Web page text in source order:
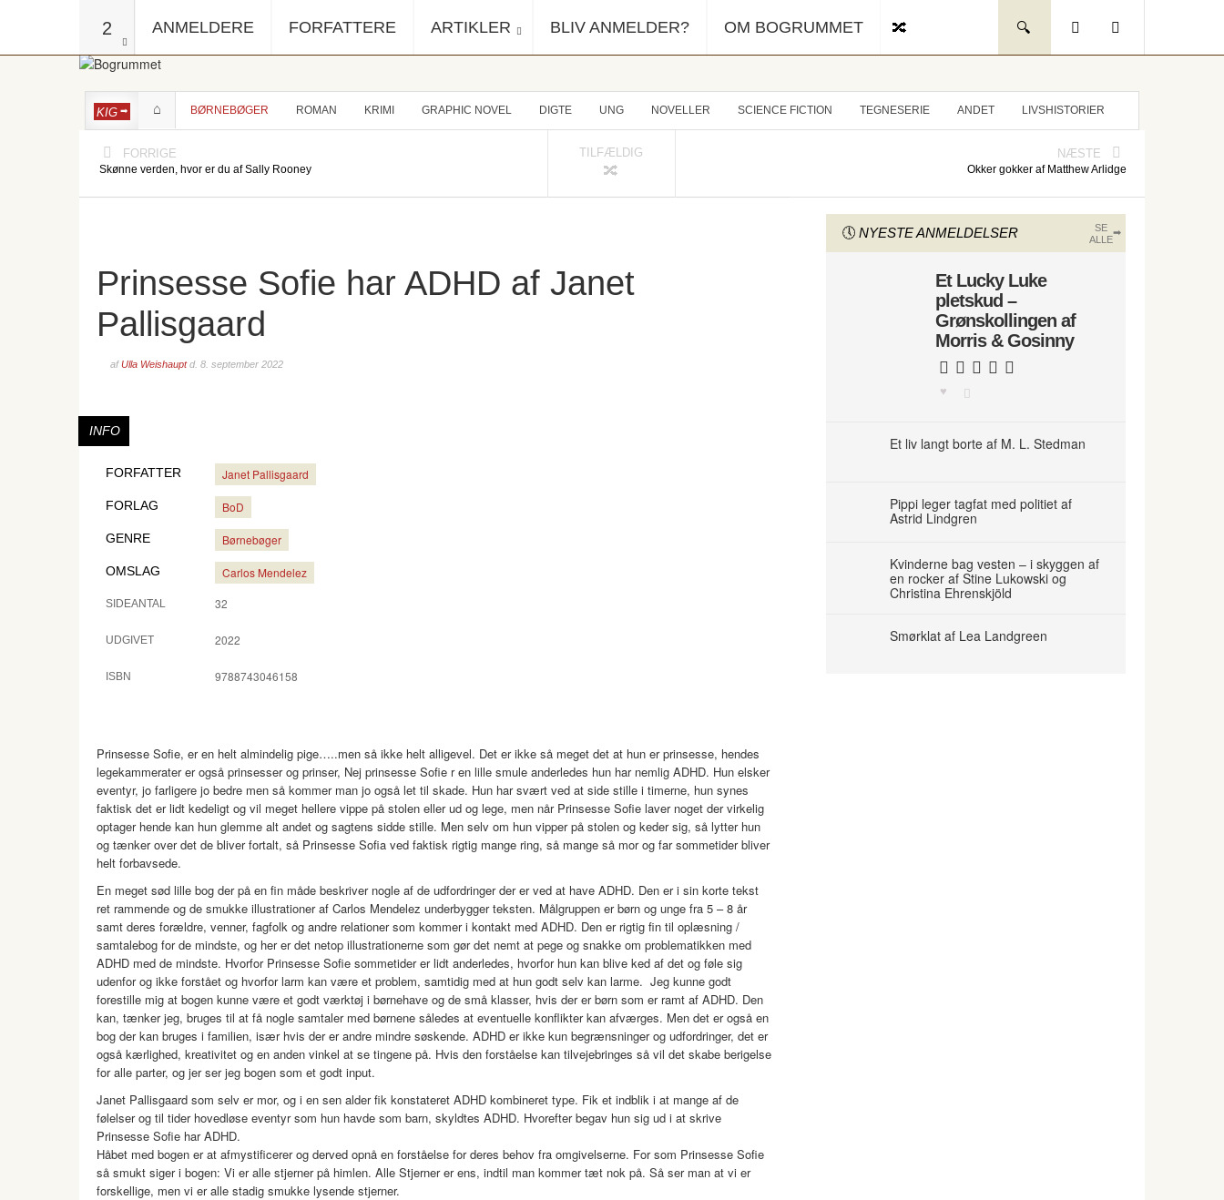
2 ANMELDERE FORFATTERE ARTIKLER BLIV ANMELDER? OM BOGRUMMET
KIG BØRNEBØGER ROMAN KRIMI GRAPHIC NOVEL DIGTE UNG NOVELLER SCIENCE FICTION TEGNESERIE ANDET LIVSHISTORIER
FORRIGE
Skønne verden, hvor er du af Sally Rooney
TILFÆLDIG NÆSTE
Okker gokker af Matthew Arlidge
Prinsesse Sofie har ADHD af Janet
Pallisgaard
afUlla Weishauptd. 8. september 2022
INFO
FORFATTER Janet Pallisgaard
FORLAG BoD
GENRE Børnebøger
OMSLAG Carlos Mendelez
SIDEANTAL 32
UDGIVET 2022
ISBN 9788743046158
Prinsesse Sofie, er en helt almindelig pige…..men så ikke helt alligevel. Det er ikke så meget det at hun er prinsesse, hendes
legekammerater er også prinsesser og prinser, Nej prinsesse Sofie r en lille smule anderledes hun har nemlig ADHD. Hun elsker
eventyr, jo farligere jo bedre men så kommer man jo også let til skade. Hun har svært ved at side stille i timerne, hun synes
faktisk det er lidt kedeligt og vil meget hellere vippe på stolen eller ud og lege, men når Prinsesse Sofie laver noget der virkelig
optager hende kan hun glemme alt andet og sagtens sidde stille. Men selv om hun vipper på stolen og keder sig, så lytter hun
og tænker over det de bliver fortalt, så Prinsesse Sofia ved faktisk rigtig mange ring, så mange så mor og far sommetider bliver
helt forbavsede.
En meget sød lille bog der på en fin måde beskriver nogle af de udfordringer der er ved at have ADHD. Den er i sin korte tekst
ret rammende og de smukke illustrationer af Carlos Mendelez underbygger teksten. Målgruppen er børn og unge fra 5 – 8 år
samt deres forældre, venner, fagfolk og andre relationer som kommer i kontakt med ADHD. Den er rigtig fin til oplæsning /
samtalebog for de mindste, og her er det netop illustrationerne som gør det nemt at pege og snakke om problematikken med
ADHD med de mindste. Hvorfor Prinsesse Sofie sommetider er lidt anderledes, hvorfor hun kan blive ked af det og føle sig
udenfor og ikke forstået og hvorfor larm kan være et problem, samtidig med at hun godt selv kan larme. Jeg kunne godt
forestille mig at bogen kunne være et godt værktøj i børnehave og de små klasser, hvis der er børn som er ramt af ADHD. Den
kan, tænker jeg, bruges til at få nogle samtaler med børnene således at eventuelle konflikter kan afværges. Men det er også en
bog der kan bruges i familien, især hvis der er andre mindre søskende. ADHD er ikke kun begrænsninger og udfordringer, det er
også kærlighed, kreativitet og en anden vinkel at se tingene på. Hvis den forståelse kan tilvejebringes så vil det skabe berigelse
for alle parter, og jer ser jeg bogen som et godt input.
Janet Pallisgaard som selv er mor, og i en sen alder fik konstateret ADHD kombineret type. Fik et indblik i at mange af de
følelser og til tider hovedløse eventyr som hun havde som barn, skyldtes ADHD. Hvorefter begav hun sig ud i at skrive
Prinsesse Sofie har ADHD.
Håbet med bogen er at afmystificerer og derved opnå en forståelse for deres behov fra omgivelserne. For som Prinsesse Sofie
så smukt siger i bogen: Vi er alle stjerner på himlen. Alle Stjerner er ens, indtil man kommer tæt nok på. Så ser man at vi er
forskellige, men vi er alle stadig smukke lysende stjerner.
NYESTE ANMELDELSER
SE
ALLE
Et Lucky Luke
pletskud –
Grønskollingen af
Morris & Gosinny
Et liv langt borte af M. L. Stedman
Pippi leger tagfat med politiet af
Astrid Lindgren
Kvinderne bag vesten – i skyggen af
en rocker af Stine Lukowski og
Christina Ehrenskjöld
Smørklat af Lea Landgreen